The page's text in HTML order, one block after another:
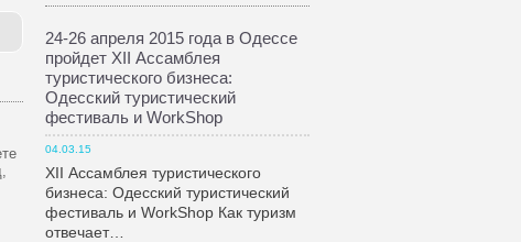
24-26 апреля 2015 года в Одессе
пройдет XII Ассамблея
туристического бизнеса:
Одесский туристический
фестиваль и WorkShop
04.03.15
XII Ассамблея туристического
бизнеса: Одесский туристический
фестиваль и WorkShop Как туризм
отвечает…